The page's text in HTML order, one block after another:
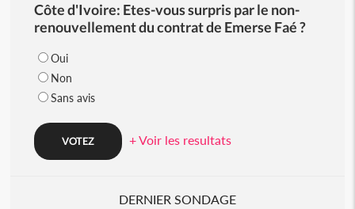
Côte d'Ivoire: Etes-vous surpris par le non-
renouvellement du contrat de Emerse Faé ?
Oui
Non
Sans avis
+ Voir les resultats
DERNIER SONDAGE